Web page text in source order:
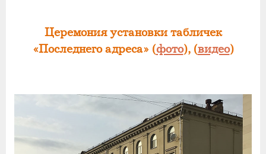
Церемония установки табличек
«Последнего адреса» (фото), (видео)